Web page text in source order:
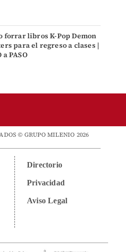
forrar libros K-Pop Demon
para el regreso a clases |
a PASO
© GRUPO MILENIO 2026
Directorio
Privacidad
Aviso Legal